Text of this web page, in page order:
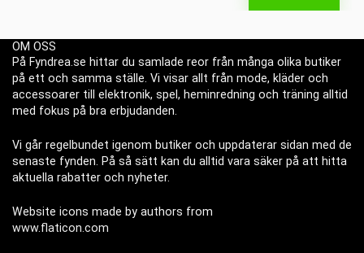
OM OSS
På Fyndrea.se hittar du samlade reor från många olika butiker
på ett och samma ställe. Vi visar allt från mode, kläder och
accessoarer till elektronik, spel, heminredning och träning alltid
med fokus på bra erbjudanden.
Vi går regelbundet igenom butiker och uppdaterar sidan med de
senaste fynden. På så sätt kan du alltid vara säker på att hitta
aktuella rabatter och nyheter.
Website icons made by authors from
www.flaticon.com